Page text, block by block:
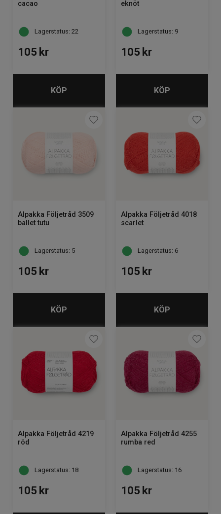
cacao
Lagerstatus: 22
105 kr
KÖP
eknöt
Lagerstatus: 9
105 kr
KÖP
Alpakka Följetråd 3509
ballet tutu
Lagerstatus: 5
105 kr
KÖP
Alpakka Följetråd 4018
scarlet
Lagerstatus: 6
105 kr
KÖP
Alpakka Följetråd 4219
röd
Lagerstatus: 18
105 kr
Alpakka Följetråd 4255
rumba red
Lagerstatus: 16
105 kr